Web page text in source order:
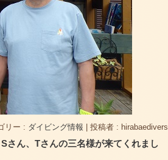
リー : ダイビング情報 投稿者 : hirabaedivers
ん、Tさんの三名様が来てくれまし